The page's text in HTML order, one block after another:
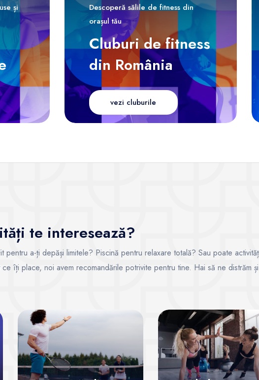
și
Descoperă sălile de fitness din
orașul tău
Cluburi de fitness
din România
vezi cluburile
te interesează?
pentru a-ți depăși limitele? Piscină pentru relaxare totală? Sau poate
îți place, noi avem recomandările potrivite pentru tine. Hai să ne distrăm